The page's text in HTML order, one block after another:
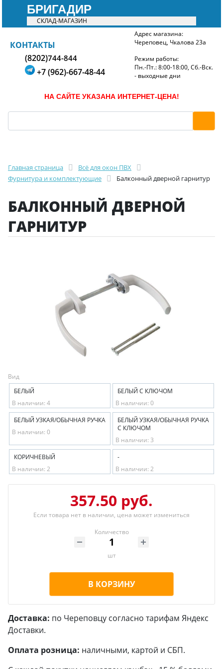
БРИГАДИР
СКЛАД-МАГАЗИН
БРИГАДИР
КОНТАКТЫ
(8202)744-844
+7 (962)-667-48-44
Адрес магазина:
Череповец, Чкалова 23а
Режим работы:
Пн.-Пт.: 8:00-18:00, Сб.-Вск.
- выходные дни
НА САЙТЕ УКАЗАНА ИНТЕРНЕТ-ЦЕНА!
Главная страница
Всё для окон ПВХ
Фурнитура и комплектующие
Балконный дверной гарнитур
БАЛКОННЫЙ ДВЕРНОЙ
ГАРНИТУР
Вид
БЕЛЫЙ
В наличии: 4
БЕЛЫЙ С КЛЮЧОМ
В наличии: 0
БЕЛЫЙ УЗКАЯ/ОБЫЧНАЯ РУЧКА
В наличии: 0
БЕЛЫЙ УЗКАЯ/ОБЫЧНАЯ РУЧКА
С КЛЮЧОМ
В наличии: 3
КОРИЧНЕВЫЙ
В наличии: 2
-
В наличии: 2
357.50 руб.
Если товара нет в наличии, цена может измениться
Количество
шт
В КОРЗИНУ
Доставка: по Череповцу согласно тарифам Яндекс
Доставки.
Оплата розница: наличными, картой и СБП.